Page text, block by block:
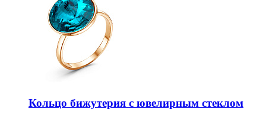
Кольцо бижутерия с ювелирным стеклом